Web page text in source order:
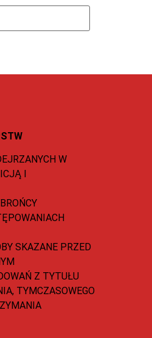
W
I
SKAZANE PRZED
Z TYTUŁU
TYMCZASOWEGO